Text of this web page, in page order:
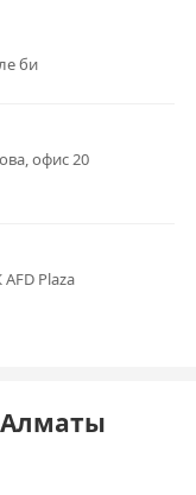
би
офис 20
Plaza